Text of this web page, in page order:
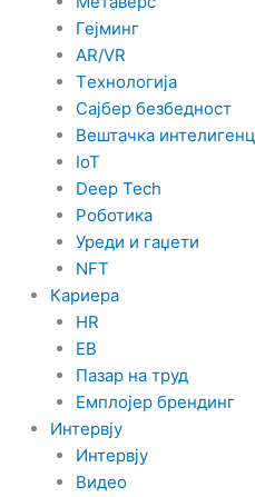
Гејминг
AR/VR
Tехнологија
Сајбер безбедност
Вештачка
IoT
Deep Tech
Роботика
Уреди и гаџети
NFT
Кариера
HR
EB
Пазар на труд
Емплојер брендинг
Интервју
Интервју
Видео